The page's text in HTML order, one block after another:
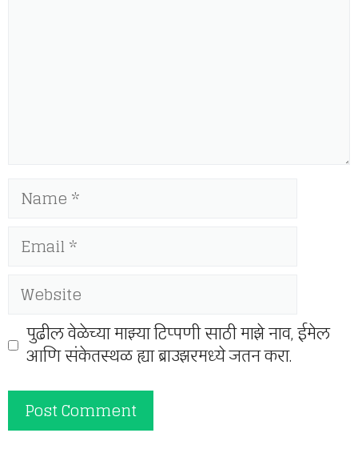
Name
Email
Website
पुढील वेळेच्या माझ्या टिप्पणी साठी माझे नाव, ईमेल
आणि संकेतस्थळ ह्या ब्राउझरमध्ये जतन करा.